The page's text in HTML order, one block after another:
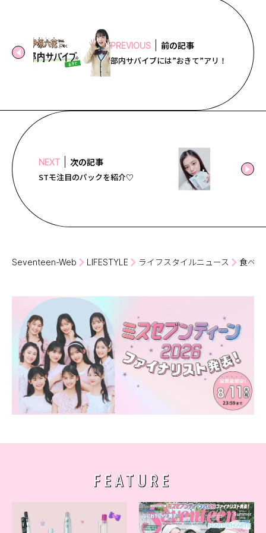
PREVIOUS 前の記事
部内サバイブには”おきて”アリ！
NEXT 次の記事
STモ注目のパックを紹介♡
Seventeen-Web LIFESTYLE ライフスタイルニュース 食べ
FEATURE